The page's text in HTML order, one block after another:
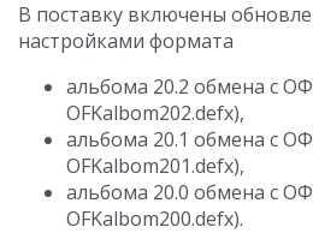
В поставку включены
настройками формата
альбома 20.2 обмена с
OFKalbom202.defx),
альбома 20.1 обмена с
OFKalbom201.defx),
альбома 20.0 обмена с
OFKalbom200.defx).